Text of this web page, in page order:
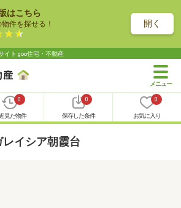
はこちら
件を探せる！ 開く
イト goo住宅・不動産
0
見た物件
0
保存した条件
0
お気に入り
イシア朝霞台